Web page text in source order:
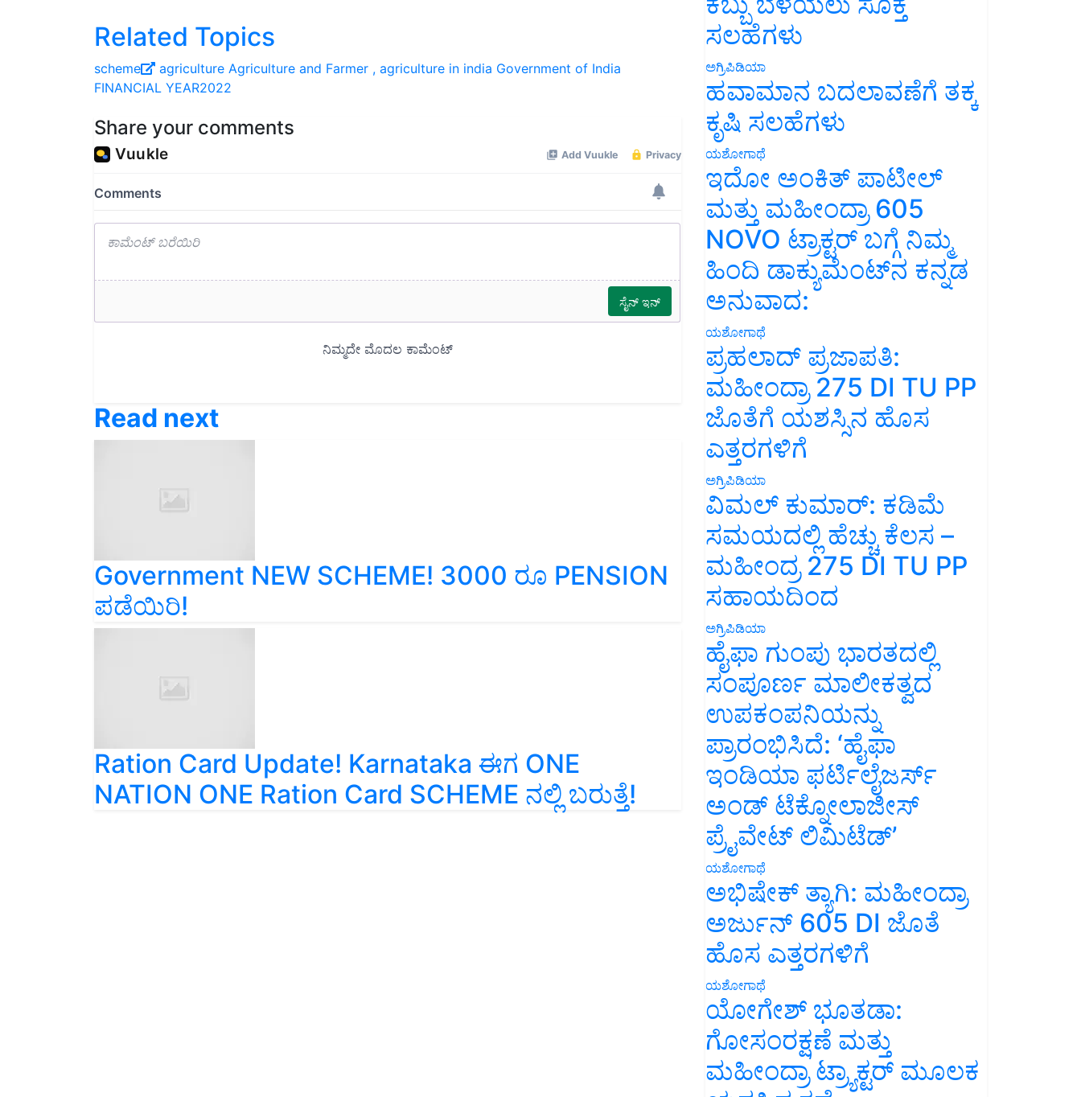
Related Topics
scheme agriculture Agriculture and Farmer
FINANCIAL YEAR2022
Government NEW SCHEME! 3000 ರೂ PENSION
ಪಡೆಯಿರಿ!
Ration Card Update! Karnataka ಈಗ ONE
NATION ONE Ration Card SCHEME ನಲ್ಲಿ ಬರುತ್ತೆ!
ಸಲಹೆಗಳು
ಅಗ್ರಿಪಿಡಿಯಾ
ಹವಾಮಾನ ಬದಲಾವಣೆಗೆ ತಕ್ಕ
ಕೃಷಿ ಸಲಹೆಗಳು
ಯಶೋಗಾಥೆ
ಇದೋ ಅಂಕಿತ್ ಪಾಟೀಲ್
ಮತ್ತು ಮಹೀಂದ್ರಾ 605
NOVO ಟ್ರಾಕ್ಟರ್ ಬಗ್ಗೆ ನಿಮ್ಮ
ಹಿಂದಿ ಡಾಕ್ಯುಮೆಂಟ್‌ನ ಕನ್ನಡ
ಅನುವಾದ:
ಯಶೋಗಾಥೆ
ಪ್ರಹಲಾದ್ ಪ್ರಜಾಪತಿ:
ಮಹೀಂದ್ರಾ 275 DI TU PP
ಜೊತೆಗೆ ಯಶಸ್ಸಿನ ಹೊಸ
ಎತ್ತರಗಳಿಗೆ
ಅಗ್ರಿಪಿಡಿಯಾ
ವಿಮಲ್ ಕುಮಾರ್: ಕಡಿಮೆ
ಸಮಯದಲ್ಲಿ ಹೆಚ್ಚು ಕೆಲಸ –
ಮಹೀಂದ್ರ 275 DI TU PP
ಸಹಾಯದಿಂದ
ಅಗ್ರಿಪಿಡಿಯಾ
ಹೈಫಾ ಗುಂಪು ಭಾರತದಲ್ಲಿ
ಸಂಪೂರ್ಣ ಮಾಲೀಕತ್ವದ
ಉಪಕಂಪನಿಯನ್ನು
ಪ್ರಾರಂಭಿಸಿದೆ: ‘ಹೈಫಾ
ಇಂಡಿಯಾ ಫರ್ಟಿಲೈಜರ್ಸ್
ಅಂಡ್ ಟೆಕ್ನೋಲಾಜೀಸ್
ಪ್ರೈವೇಟ್ ಲಿಮಿಟೆಡ್’
ಯಶೋಗಾಥೆ
ಅಭಿಷೇಕ್ ತ್ಯಾಗಿ: ಮಹೀಂದ್ರಾ
ಅರ್ಜುನ್ 605 DI ಜೊತೆ
ಹೊಸ ಎತ್ತರಗಳಿಗೆ
ಯಶೋಗಾಥೆ
ಯೋಗೇಶ್ ಭೂತಡಾ:
ಗೋಸಂರಕ್ಷಣೆ ಮತ್ತು
ಮಹೀಂದ್ರಾ ಟ್ರ್ಯಾಕ್ಟರ್ ಮೂಲಕ